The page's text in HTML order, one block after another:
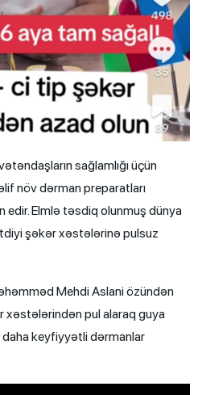
sağlamlığı üçün
növ dərman preparatları
Elmlə təsdiq olunmuş dünya
şəkər xəstələrinə pulsuz
Mehdi Aslani özündən
xəstələrindən pul alaraq guya
keyfiyyətli dərmanlar